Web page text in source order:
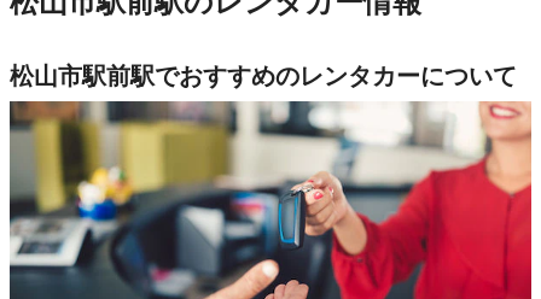
松山市駅前駅でおすすめのレンタカーについて